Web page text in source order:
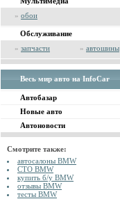
» обои
Обслуживание
» запчасти » автошины
Весь мир авто на InfoCar
Автобазар
Новые авто
Автоновости
Смотрите также:
автосалоны BMW
СТО BMW
купить б/у BMW
отзывы BMW
тесты BMW